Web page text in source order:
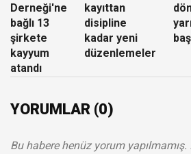
Derneği'ne
bağlı 13
şirkete
kayyum
atandı
kayıttan
disipline
kadar yeni
düzenlemeler
YORUMLAR (0)
Bu habere henüz yorum yapılmamış.